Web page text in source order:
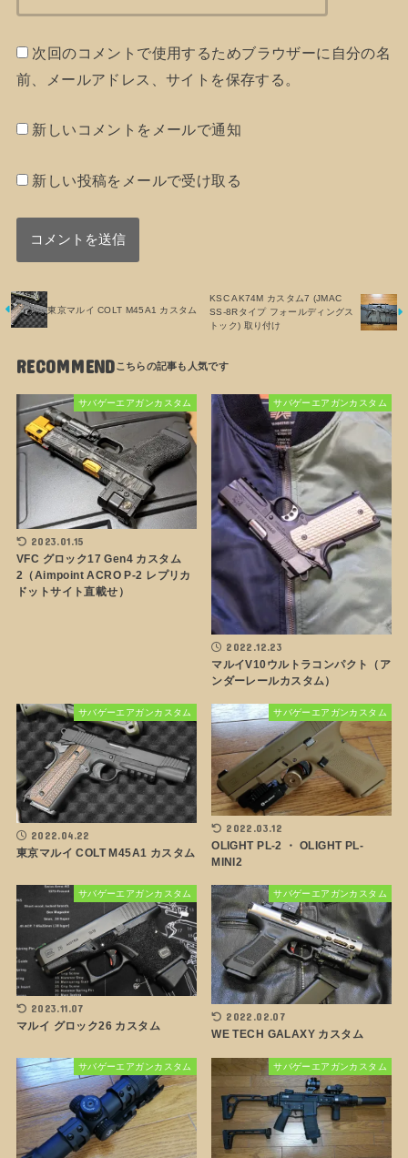
次回のコメントで使用するためブラウザーに自分の名
前、メールアドレス、サイトを保存する。
新しいコメントをメールで通知
新しい投稿をメールで受け取る
東京マルイ COLT M45A1 カスタム
KSC AK74M カスタム7 (JMAC
SS-8Rタイプ フォールディングス
トック) 取り付け
RECOMMEND
サバゲーエアガンカスタム
2023.01.15
VFC グロック17 Gen4 カスタム
2（Aimpoint ACRO P-2 レプリカ
ドットサイト直載せ）
サバゲーエアガンカスタム
2022.12.23
マルイV10ウルトラコンパクト（ア
ンダーレールカスタム）
サバゲーエアガンカスタム
2022.04.22
東京マルイ COLT M45A1 カスタム
サバゲーエアガンカスタム
2022.03.12
OLIGHT PL-2 ・ OLIGHT PL-
MINI2
サバゲーエアガンカスタム
2023.11.07
マルイ グロック26 カスタム
サバゲーエアガンカスタム
2022.02.07
WE TECH GALAXY カスタム
サバゲーエアガンカスタム サバゲーエアガンカスタム